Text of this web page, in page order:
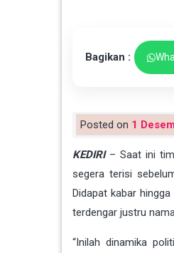
Bagikan :
Posted on 1
KEDIRI– Saat ini tim
segera terisi
Didapat kabar
terdengar justru
“Inilah dinamika